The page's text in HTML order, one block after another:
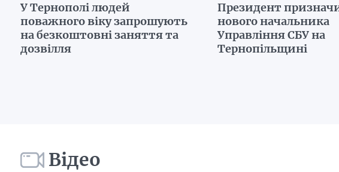
У Тернополі людей
поважного віку запрошують
на безкоштовні заняття та
дозвілля
Президент
нового начальника
Управління СБУ на
Тернопільщині
Відео